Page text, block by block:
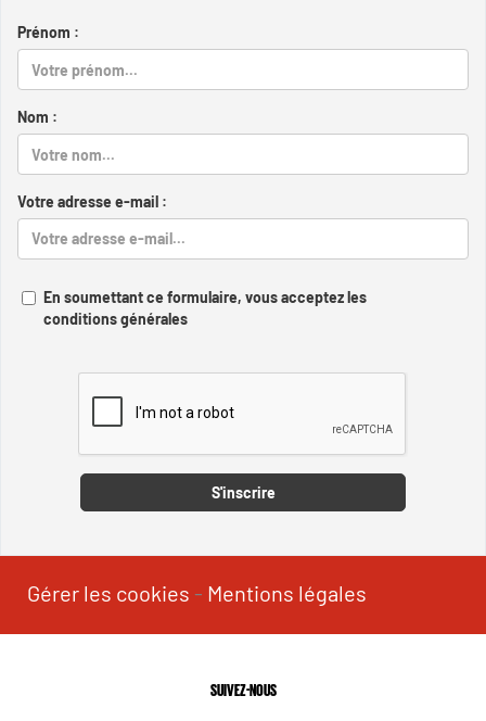
Prénom :
Nom :
Votre adresse e-mail :
En soumettant ce formulaire, vous acceptez les
conditions générales
S'inscrire
Gérer les cookies - Mentions légales
SUIVEZ-NOUS